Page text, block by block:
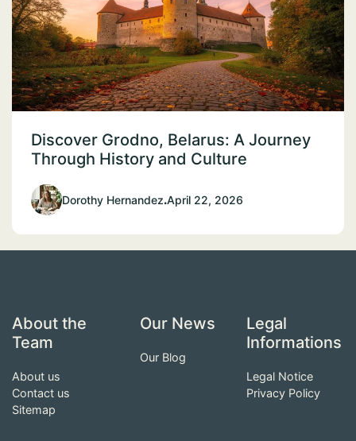
Discover Grodno, Belarus: A Journey
Through History and Culture
Dorothy Hernandez.April 22, 2026
About the
Team
About us
Contact us
Sitemap
Our News
Our Blog
Legal
Informations
Legal Notice
Privacy Policy